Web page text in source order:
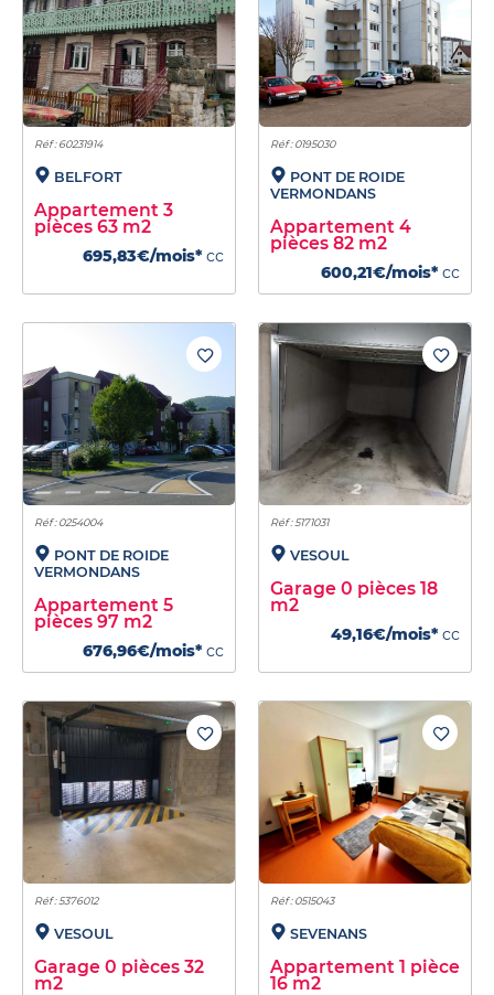
Réf : 60231914
BELFORT
Appartement 3
pièces 63 m2
695,83€/mois* cc
Réf : 0195030
PONT DE ROIDE
VERMONDANS
Appartement 4
pièces 82 m2
600,21€/mois* cc
Réf : 0254004
PONT DE ROIDE
VERMONDANS
Appartement 5
pièces 97 m2
676,96€/mois* cc
Réf : 5171031
VESOUL
Garage 0 pièces 18
m2
49,16€/mois* cc
Réf : 5376012
VESOUL
Garage 0 pièces 32
m2
Réf : 0515043
SEVENANS
Appartement 1 pièce
16 m2